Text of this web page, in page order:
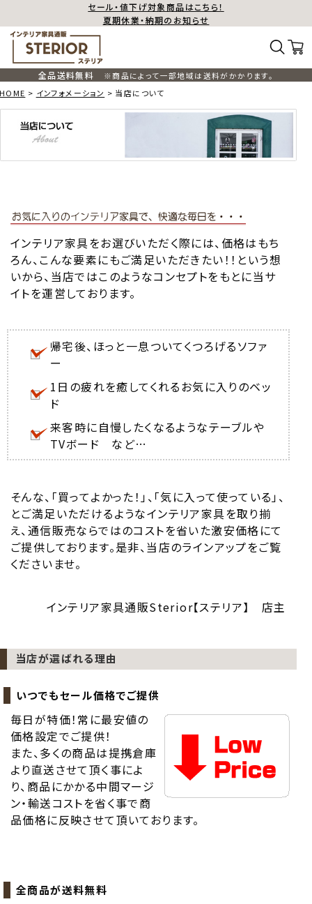
セール・値下げ対象商品はこちら！
夏期休業・納期のお知らせ
全品送料無料
※商品によって一部地域は送料がかかります。
インフォメーション 当店について
インテリア家具をお選びいただく際には、価格はもち
ろん、こんな要素にもご満足いただきたい！！という想
いから、当店ではこのようなコンセプトをもとに当サ
イトを運営しております。
帰宅後、ほっと一息ついてくつろげるソファ
ー
1日の疲れを癒してくれるお気に入りのベッ
ド
来客時に自慢したくなるようなテーブルや
TVボード など…
そんな、「買ってよかった！」、「気に入って使っている」、
とご満足いただけるようなインテリア家具を取り揃
え、通信販売ならではのコストを省いた激安価格にて
ご提供しております。是非、当店のラインアップをご覧
くださいませ。
インテリア家具通販Sterior【ステリア】 店主
当店が選ばれる理由
いつでもセール価格でご提供
毎日が特価！常に最安値の
価格設定でご提供！
また、多くの商品は提携倉庫
より直送させて頂く事によ
り、商品にかかる中間マージ
ン・輸送コストを省く事で商
品価格に反映させて頂いております。
全商品が送料無料